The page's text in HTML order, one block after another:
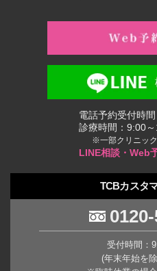
電話予約受付時
診療時間：9:00～
※一部クリニック
LINE相談・Web
TCBカスタ
受付時間：
(年末年始を